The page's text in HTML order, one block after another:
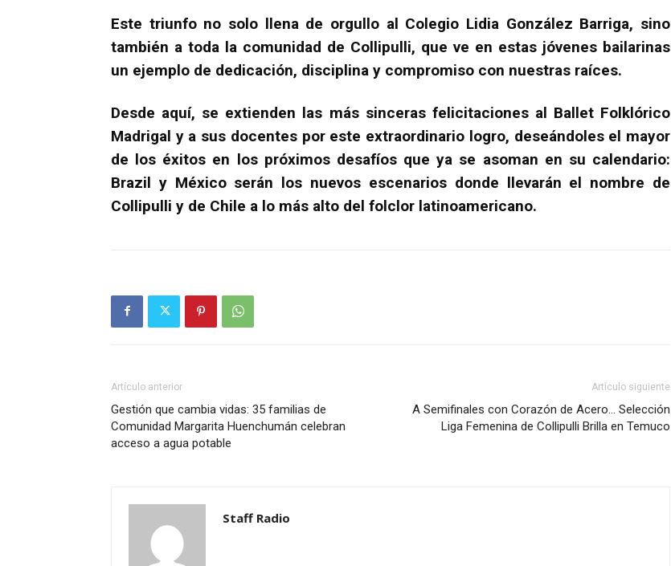
Este triunfo no solo llena de orgullo al Colegio Lidia González Barriga, sino
también a toda la comunidad de Collipulli, que ve en estas jóvenes bailarinas
un ejemplo de dedicación, disciplina y compromiso con nuestras raíces.
Desde aquí, se extienden las más sinceras felicitaciones al Ballet Folklórico
Madrigal y a sus docentes por este extraordinario logro, deseándoles el mayor
de los éxitos en los próximos desafíos que ya se asoman en su calendario:
Brazil y México serán los nuevos escenarios donde llevarán el nombre de
Collipulli y de Chile a lo más alto del folclor latinoamericano.
Artículo anterior
Gestión que cambia vidas: 35 familias de
Comunidad Margarita Huenchumán celebran
acceso a agua potable
Artículo siguiente
A Semifinales con Corazón de Acero… Selección
Liga Femenina de Collipulli Brilla en Temuco
Staff Radio